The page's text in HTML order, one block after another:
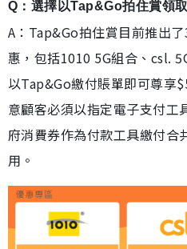
Q：選擇以Tap&Go拍住賞領
A：Tap&Go拍住賞目前推出
惠，包括1010 5G組合、csl.
以Tap&Go繳付賬單即可尊享
意顧客必須以指定電子支付
府消費券作為付款工具繳付合
用。